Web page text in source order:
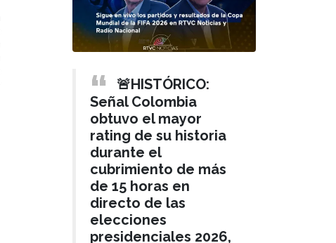
🚨HISTÓRICO:
Señal Colombia
obtuvo el mayor
rating de su historia
durante el
cubrimiento de más
de 15 horas en
directo de las
elecciones
presidenciales 2026,